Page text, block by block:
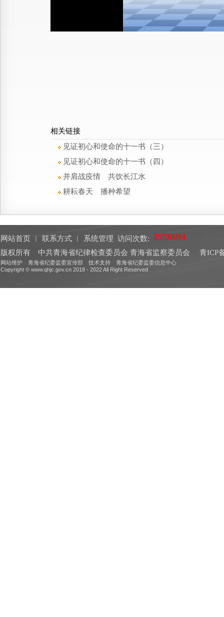
相关链接
见证初心和使命的十一书（三）
见证初心和使命的十一书（四）
并肩战疫情 共饮长江水
耕耘春天 播种希望
网站首页 联系方式 系统管理 访问次数:
版权所有 中共青海省纪律检查委员会 青海省监察委员会
青ICP
网站维护 青海省纪委监委宣传部 技术支持 青海省纪委监委信息中心
Copyright © www.qhjc.gov.cn 2018 - 2022 All Right Reserved